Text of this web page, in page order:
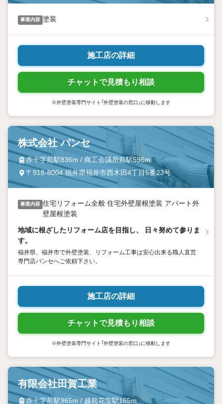
事業内容 塗装
施工店の詳細
チャットで見積もり相談
※外壁塗装専門サイト「外壁塗装の窓口」に移動します
株式会社 パンセ
赤十字前駅836m / 商工会議所前駅596m
〒918-8004 福井県福井市西木田4丁目5番23号
事業内容 住宅リフォーム全般 住宅外壁屋根塗装 アパート外
壁屋根塗装
地域に根ざしたリフォーム店を目指し、 日々努めて参りま
す。
福井県、福井市で外壁塗装、リフォーム工事は安心出来る職人直営
専門店パンセへご依頼下さい。
施工店の詳細
チャットで見積もり相談
※外壁塗装専門サイト「外壁塗装の窓口」に移動します
有限会社田賀工業
赤十字前駅965m / 越前花堂駅165m